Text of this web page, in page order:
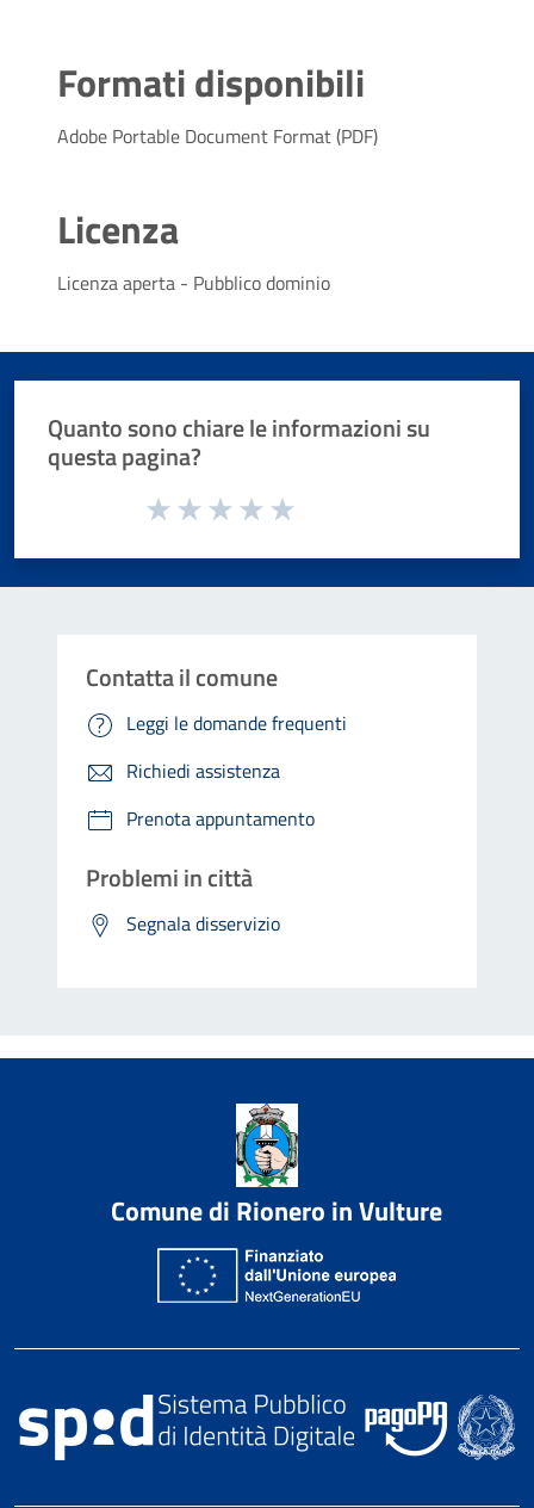
Formati disponibili
Adobe Portable Document Format (PDF)
Licenza
Licenza aperta - Pubblico dominio
Quanto sono chiare le informazioni su
questa pagina?
Valuta da 1 a 5 stelle la pagina
Contatta il comune
Leggi le domande frequenti
Richiedi assistenza
Prenota appuntamento
Problemi in città
Segnala disservizio
Comune di Rionero in Vulture